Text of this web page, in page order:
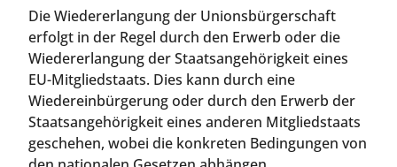
Die Wiedererlangung der Unionsbürgerschaft
erfolgt in der Regel durch den Erwerb oder die
Wiedererlangung der Staatsangehörigkeit eines
EU-Mitgliedstaats. Dies kann durch eine
Wiedereinbürgerung oder durch den Erwerb der
Staatsangehörigkeit eines anderen Mitgliedstaats
geschehen, wobei die konkreten Bedingungen von